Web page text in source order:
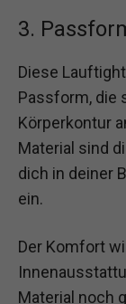
3.
Diese
Passform, die
Körperkontur
Material sind
dich in deiner
ein.
Der Komfort
Material noch